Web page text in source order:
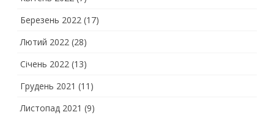
Березень 2022 (17)
Лютий 2022 (28)
Січень 2022 (13)
Грудень 2021 (11)
Листопад 2021 (9)